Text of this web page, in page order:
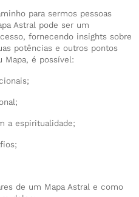
para sermos pessoas
Astral pode ser um
fornecendo insights sobre
potências e outros pontos
Mapa, é possível:
a espiritualidade;
de um Mapa Astral e como